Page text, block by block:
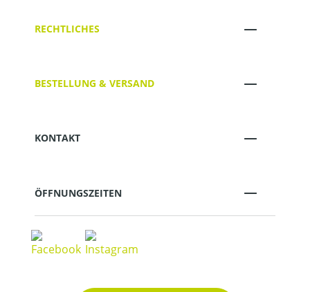
RECHTLICHES
BESTELLUNG & VERSAND
KONTAKT
ÖFFNUNGSZEITEN